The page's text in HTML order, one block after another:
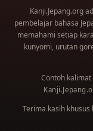
Kanji.Jepang.org
pembelajar bahasa
memahami setiap
kunyomi, urutan
Contoh
Terima kasih khusus